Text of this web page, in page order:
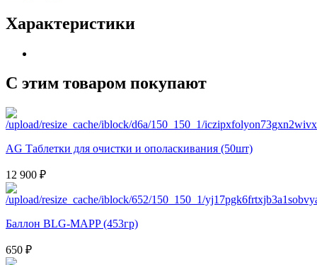
Характеристики
С этим товаром покупают
AG Таблетки для очистки и ополаскивания (50шт)
12 900 ₽
Баллон BLG-MAPP (453гр)
650 ₽